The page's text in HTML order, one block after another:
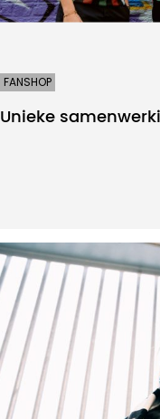
FANSHOP
Unieke